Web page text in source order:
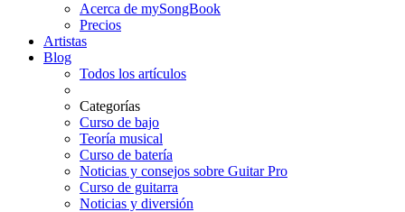
Acerca de mySongBook
Precios
Artistas
Blog
Todos los artículos
Categorías
Curso de bajo
Teoría musical
Curso de batería
Noticias y consejos sobre Guitar Pro
Curso de guitarra
Noticias y diversión